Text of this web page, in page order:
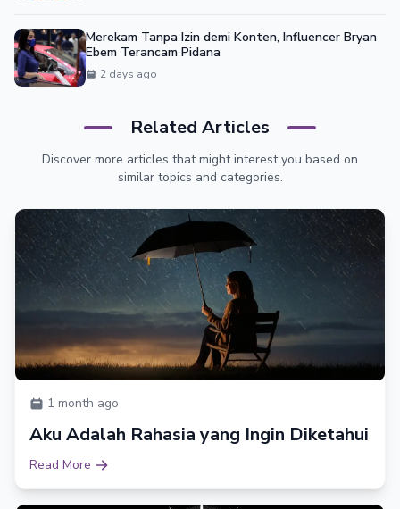
Merekam Tanpa Izin demi Konten, Influencer Bryan
Ebem Terancam Pidana
2 days ago
Related Articles
Discover more articles that might interest you based on
similar topics and categories.
1 month ago
Aku Adalah Rahasia yang Ingin Diketahui
Read More